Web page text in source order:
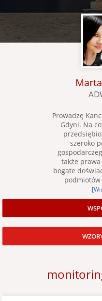
Prowadzę
Gdyni. Na
szeroko
także
bogate
podmiotów